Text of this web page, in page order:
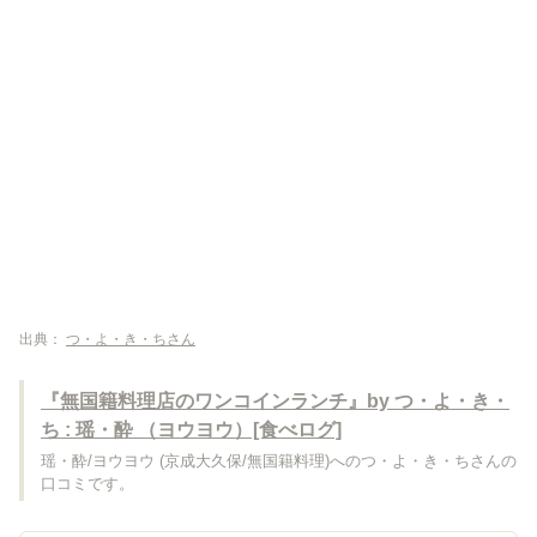
出典： つ・よ・き・ちさん
『無国籍料理店のワンコインランチ』by つ・よ・き・
ち : 瑶・酔 （ヨウヨウ）[食べログ]
瑶・酔/ヨウヨウ (京成大久保/無国籍料理)へのつ・よ・き・ちさんの
口コミです。